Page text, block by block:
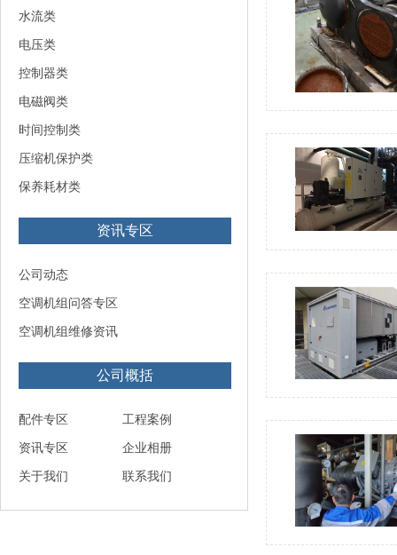
水流类
电压类
控制器类
电磁阀类
时间控制类
压缩机保护类
保养耗材类
资讯专区
公司动态
空调机组问答专区
空调机组维修资讯
公司概括
配件专区
工程案例
资讯专区
企业相册
关于我们
联系我们